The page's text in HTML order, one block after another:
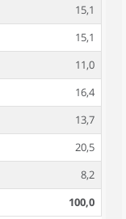
15,1
15,1
11,0
16,4
13,7
20,5
8,2
100,0